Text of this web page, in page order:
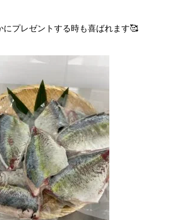
にプレゼントする時も喜ばれます🥰